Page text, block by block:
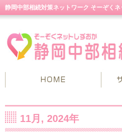
静岡中部相続対策ネットワーク そーぞく
11月, 2024年